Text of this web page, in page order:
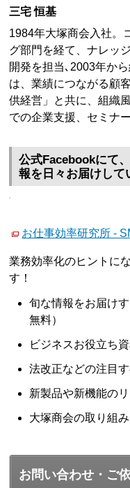
三宅 恒基
1984年大塚商会入社。
グ部門を経て、ナレッ
開発を担当､2003年か
は、業績につながる顧
供経営」と共に、組織
での企業支援、セミナ
公式Facebookにて
報を日々お届けして
お仕事効率研究所 -
業務効率化のヒントに
す！
旬な情報をお届け
無料）
ビジネスお役立ち
法改正などの注目
新製品や新機能の
大塚商会の取り組
お問い合わせ・ご